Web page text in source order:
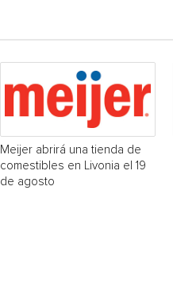
Meijer abrirá una tienda de
comestibles en Livonia el 19
de agosto